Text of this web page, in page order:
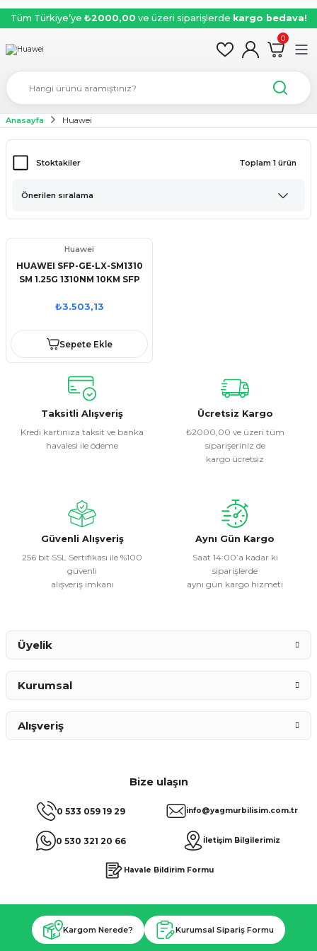
Tüm Türkiye’ye ₺2000,00 ve üzeri siparişlerde kargo bedava!
0
Anasayfa Huawei
Stoktakiler Toplam 1 ürün
Huawei
HUAWEI SFP-GE-LX-SM1310
SM 1.25G 1310NM 10KM SFP
₺3.503,13
Sepete Ekle
Taksitli Alışveriş
Kredi kartınıza taksit ve banka
havalesi ile ödeme
Ücretsiz Kargo
₺2000,00 ve üzeri tüm
siparişeriniz de
kargo ücretsiz
Güvenli Alışveriş
256 bit SSL Sertifikası ile %100
güvenli
alışveriş imkanı
Aynı Gün Kargo
Saat 14:00’a kadar ki
siparişlerde
aynı gün kargo hizmeti
Bize ulaşın
0 533 059 19 29
0 530 321 20 66
info@yagmurbilisim.com.tr
İletişim Bilgilerimiz
Havale Bildirim Formu
Üyelik
Kurumsal
Alışveriş
Kargom Nerede? Kurumsal Sipariş Formu